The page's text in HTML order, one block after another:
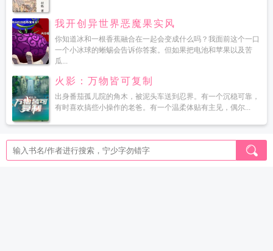
我开创异世界恶魔果实风
你知道冰和一根香蕉融合在一起会变成什么吗？我面前这个一口
一个小冰球的蜥蜴会告诉你答案。但如果把电池和苹果以及苦
瓜...
火影：万物皆可复制
出身番茄孤儿院的角木，被泥头车送到忍界。有一个沉稳可靠，
有时喜欢搞些小操作的老爸。有一个温柔体贴有主见，偶尔...